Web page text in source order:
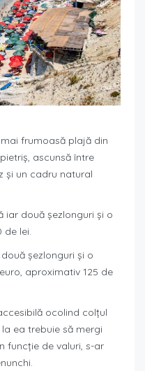
frumoasă plajă din
ascunsă între
și un cadru natural
iar două șezlonguri și o
de lei.
șezlonguri și o
aproximativ 125 de
ocolind colțul
ea trebuie să mergi
funcție de valuri, s-ar